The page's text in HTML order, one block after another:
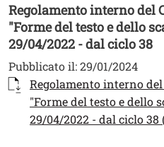
Regolamento interno del
"Forme del testo e dello
29/04/2022 - dal ciclo 38
Pubblicato il:29/01/2024
Documento
Regolamento interno
"Forme del testo e dello
29/04/2022 - dal ciclo 38